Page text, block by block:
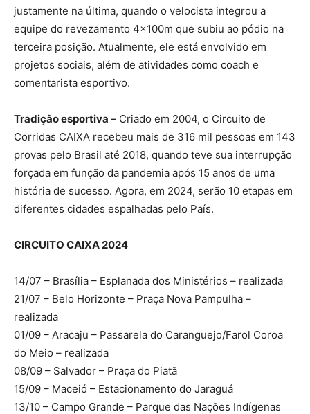
justamente na última, quando o velocista integrou a
equipe do revezamento 4x100m que subiu ao pódio na
terceira posição. Atualmente, ele está envolvido em
projetos sociais, além de atividades como coach e
comentarista esportivo.
Tradição esportiva – Criado em 2004, o Circuito de
Corridas CAIXA recebeu mais de 316 mil pessoas em 143
provas pelo Brasil até 2018, quando teve sua interrupção
forçada em função da pandemia após 15 anos de uma
história de sucesso. Agora, em 2024, serão 10 etapas em
diferentes cidades espalhadas pelo País.
CIRCUITO CAIXA 2024
14/07 – Brasília – Esplanada dos Ministérios – realizada
21/07 – Belo Horizonte – Praça Nova Pampulha –
realizada
01/09 – Aracaju – Passarela do Caranguejo/Farol Coroa
do Meio – realizada
08/09 – Salvador – Praça do Piatã
15/09 – Maceió – Estacionamento do Jaraguá
13/10 – Campo Grande – Parque das Nações Indígenas